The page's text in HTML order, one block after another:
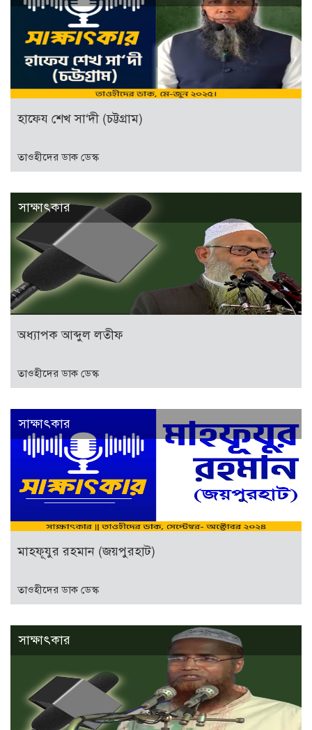
হাফেয শেখ সা‘দী (চট্টগ্রাম)
তাওহীদের ডাক ডেস্ক
সাক্ষাৎকার
অধ্যাপক আব্দুল লতীফ
তাওহীদের ডাক ডেস্ক
সাক্ষাৎকার
মাহফূযুর রহমান (জয়পুরহাট)
তাওহীদের ডাক ডেস্ক
সাক্ষাৎকার